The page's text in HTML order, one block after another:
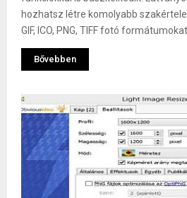
hozhatsz létre komolyabb
GIF, ICO, PNG, TIFF fotó
Bővebben